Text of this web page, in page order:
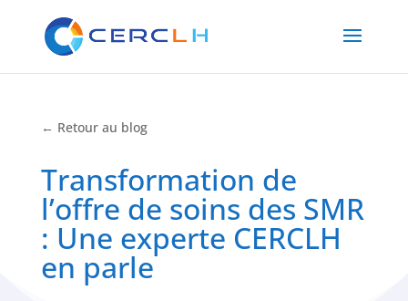
← Retour au blog
Transformation de
l’offre de soins des SMR
: Une experte CERCLH
en parle